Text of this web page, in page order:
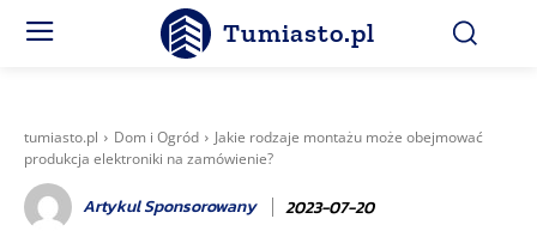
Tumiasto.pl
tumiasto.pl Dom i Ogród
Jakie rodzaje montażu może obejmować
produkcja elektroniki na zamówienie?
Artykul Sponsorowany 2023-07-20